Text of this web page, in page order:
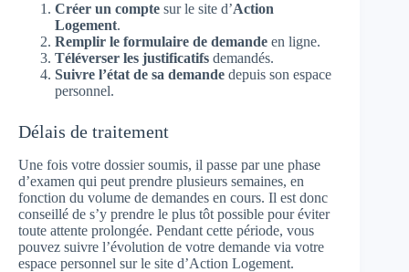
Créer un compte sur le site d’Action
Logement.
Remplir le formulaire de demande en ligne.
Téléverser les justificatifs demandés.
Suivre l’état de sa demande depuis son espace
personnel.
Délais de traitement
Une fois votre dossier soumis, il passe par une phase
d’examen qui peut prendre plusieurs semaines, en
fonction du volume de demandes en cours. Il est donc
conseillé de s’y prendre le plus tôt possible pour éviter
toute attente prolongée. Pendant cette période, vous
pouvez suivre l’évolution de votre demande via votre
espace personnel sur le site d’Action Logement.